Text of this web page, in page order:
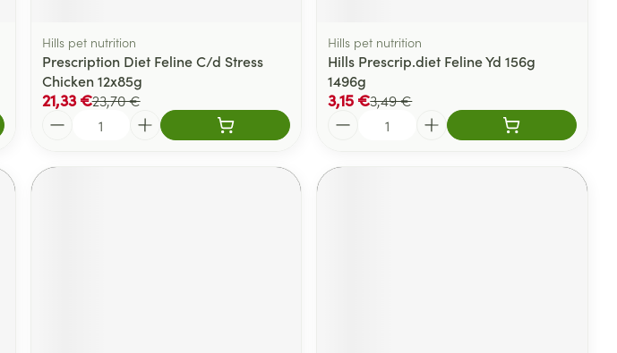
Hills pet nutrition
Prescription Diet Feline C/d Stress
Chicken 12x85g
23,70 €
21,33 €
Hills pet nutrition
Hills Prescrip.diet Feline Yd 156g
1496g
3,49 €
3,15 €